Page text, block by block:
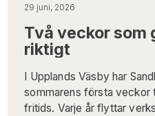
29 juni, 2026
Två veckor som
riktigt
I Upplands Väsby har
sommarens första veckor
fritids. Varje år flyttar